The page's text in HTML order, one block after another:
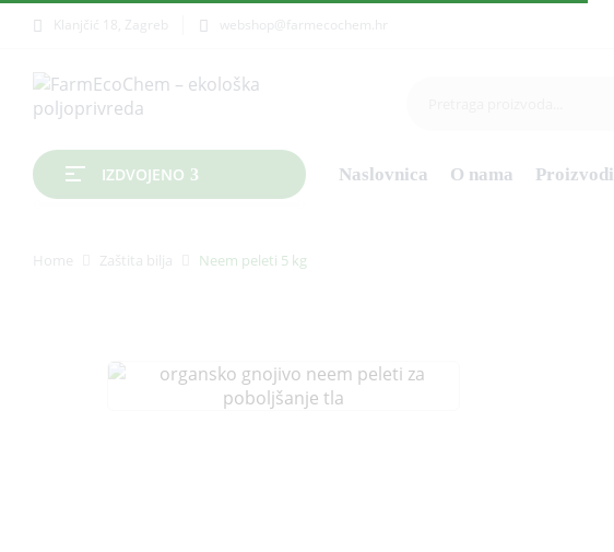
Klanjčić 18, Zagreb webshop@farmecochem.hr
IZDVOJENO Naslovnica O nama Proizvodi
Home Zaštita bilja Neem peleti 5 kg